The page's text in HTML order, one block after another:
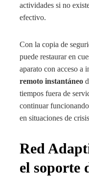
actividades si no
efectivo.
Con la copia de
puede restaurar en
aparato con acceso a
remoto instantáneo
tiempos fuera de
continuar
en situaciones de
Red
el soporte